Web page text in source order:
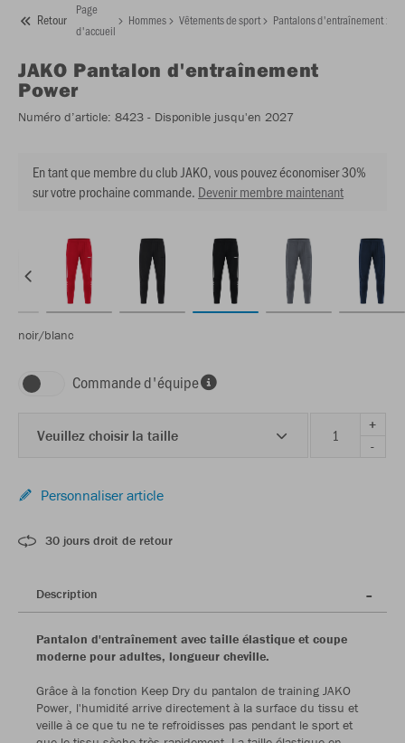
Retour
Page
d'accueil
Hommes Vêtements de sport Pantalons d'entraînement
JAKO Pantalon d'entraînement
Power
Numéro d’article: 8423 - Disponible jusqu'en 2027
En tant que membre du club JAKO, vous pouvez économiser 30%
sur votre prochaine commande. Devenir membre maintenant
noir/blanc
Commande d'équipe
Veuillez choisir la taille
+
-
Personnaliser article
30 jours droit de retour
Description
Pantalon d'entraînement avec taille élastique et coupe
moderne pour adultes, longueur cheville.
Grâce à la fonction Keep Dry du pantalon de training JAKO
Power, l'humidité arrive directement à la surface du tissu et
veille à ce que tu ne te refroidisses pas pendant le sport et